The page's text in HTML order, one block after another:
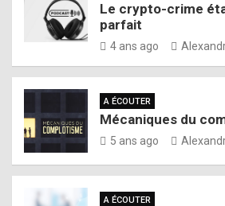
Le crypto-crime
parfait
4 ans ago
A ÉCOUTER
Mécaniques du
5 ans ago
A ÉCOUTER